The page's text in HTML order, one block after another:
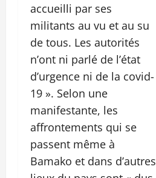
accueilli par ses
militants au vu et au su
de tous. Les autorités
n’ont ni parlé de l’état
d’urgence ni de la covid-
19 ». Selon une
manifestante, les
affrontements qui se
passent même à
Bamako et dans d’autres